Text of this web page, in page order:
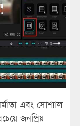
এবং সোশ্যাল
জনপ্রিয়